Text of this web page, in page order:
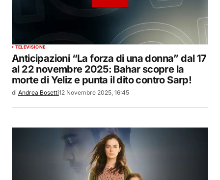
TELEVISIONE
Anticipazioni “La forza di una donna” dal 17
al 22 novembre 2025: Bahar scopre la
morte di Yeliz e punta il dito contro Sarp!
di Andrea Bosetti12 Novembre 2025, 16:45